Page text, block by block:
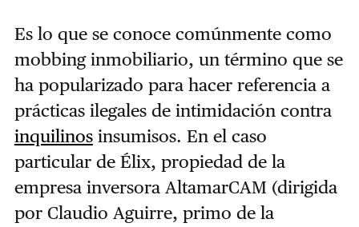
Es lo que se conoce comúnmente como
mobbing inmobiliario, un término que se
ha popularizado para hacer referencia a
prácticas ilegales de intimidación contra
inquilinosinsumisos. En el caso
particular de Élix, propiedad de la
empresa inversora AltamarCAM (dirigida
por Claudio Aguirre, primo de la